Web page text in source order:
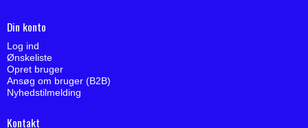
Din konto
Log ind
Ønskeliste
Opret bruger
Ansøg om bruger (B2B)
Nyhedstilmelding
Kontakt